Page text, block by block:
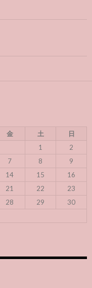
金 土
日
1
2
7 8
9
14 15
16
21 22
23
28 29
30